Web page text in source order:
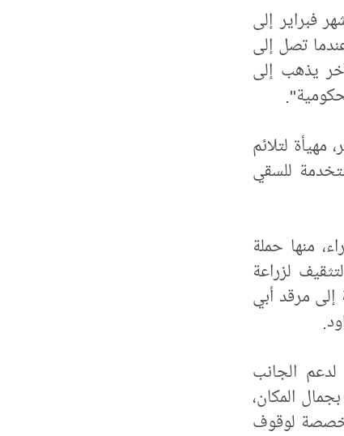
فبراير إلى
وعندما تصل إلى
يذهب إلى
لتلائم
للسقي
منها حملة
لزراعة
إلى مرقد أبي
لدعم الجانب
المكان،
مخصصة لوقوف